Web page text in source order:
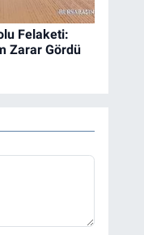
Felaketi:
Zarar Gördü